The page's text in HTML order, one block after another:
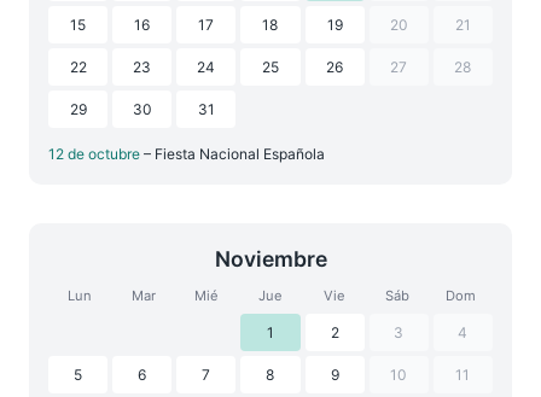
15 16 17 18 19 20 21
22 23 24 25 26 27 28
29 30 31
12 de octubre – Fiesta Nacional Española
Noviembre
Lun Mar Mié Jue Vie Sáb Dom
1 2 3 4
5 6 7 8 9 10 11